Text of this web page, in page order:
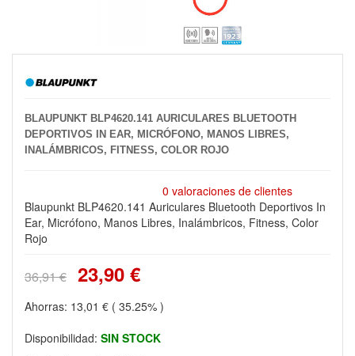
BLAUPUNKT BLP4620.141 AURICULARES BLUETOOTH
DEPORTIVOS IN EAR, MICRÓFONO, MANOS LIBRES,
INALÁMBRICOS, FITNESS, COLOR ROJO
0 valoraciones de clientes
Blaupunkt BLP4620.141 Auriculares Bluetooth Deportivos In
Ear, Micrófono, Manos Libres, Inalámbricos, Fitness, Color
Rojo
36,91 € 23,90 €
Ahorras: 13,01 € ( 35.25% )
Disponibilidad: SIN STOCK